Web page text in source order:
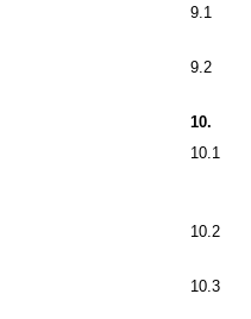
9.1
9.2
10.
10.1
10.2
10.3